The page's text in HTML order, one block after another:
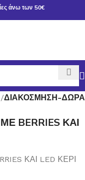
άνω των 50€
ΔΙΑΚΟΣΜΗΣΗ-ΔΩΡΑ
BERRIES ΚΑΙ
ΚΑΙ LED ΚΕΡΙ